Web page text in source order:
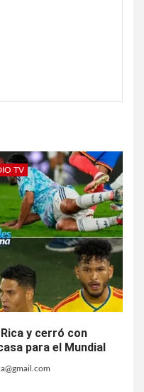
TV
y cerró con
para el Mundial